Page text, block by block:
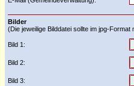
Bilder
(Die jeweilige Bilddatei sollte im jpg-
Bild 1:
Bild 2:
Bild 3: